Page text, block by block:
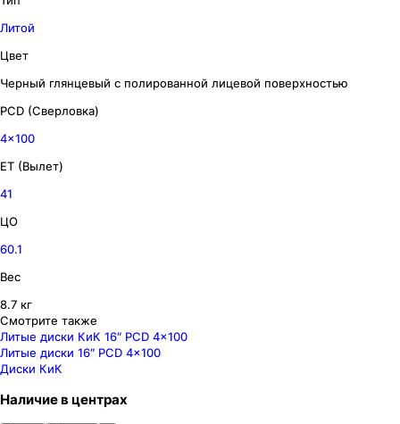
Литой
Цвет
Черный глянцевый с полированной лицевой поверхностью
PCD (Сверловка)
4x100
ET (Вылет)
41
ЦО
60.1
Вес
8.7 кг
Смотрите также
Литые диски КиК 16″ PCD 4x100
Литые диски 16″ PCD 4x100
Диски КиК
Наличиев центрах